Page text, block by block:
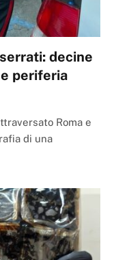
decine
periferia
Roma e
di una